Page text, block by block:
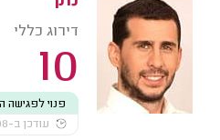
דירוג כללי
10
פנוי לפגישה
עודכן ב-03/08